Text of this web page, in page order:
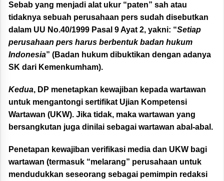
Sebab yang menjadi alat ukur “paten” sah atau
tidaknya sebuah perusahaan pers sudah disebutkan
dalam UU No.40/1999 Pasal 9 Ayat 2, yakni: “Setiap
perusahaan pers harus berbentuk badan hukum
Indonesia” (Badan hukum dibuktikan dengan adanya
SK dari Kemenkumham).
Kedua, DP menetapkan kewajiban kepada wartawan
untuk mengantongi sertifikat Ujian Kompetensi
Wartawan (UKW). Jika tidak, maka wartawan yang
bersangkutan juga dinilai sebagai wartawan abal-abal.
Penetapan kewajiban verifikasi media dan UKW bagi
wartawan (termasuk “melarang” perusahaan untuk
mendudukkan seseorang sebagai pemimpin redaksi